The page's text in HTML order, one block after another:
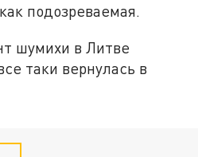
подозреваемая.
шумихи в Литве
таки вернулась в